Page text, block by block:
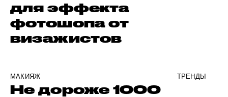
для эффекта
фотошопа от
визажистов
МАКИЯЖ ТРЕНДЫ
Не дороже 1000